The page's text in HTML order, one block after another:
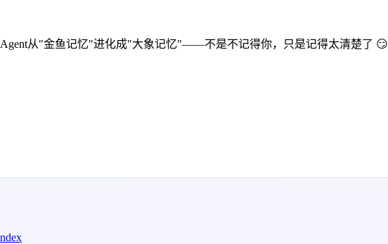
从"金鱼记忆"进化成"大象记忆"——不是不记得你，只是记得太清楚了 😏